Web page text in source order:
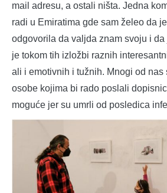
mail adresu, a ostali ništa. Jedna
radi u Emiratima gde sam želeo da
odgovorila da valjda znam svoju i
je tokom tih izložbi raznih
ali i emotivnih i tužnih. Mnogi od nas
osobe kojima bi rado poslali
moguće jer su umrli od posledica